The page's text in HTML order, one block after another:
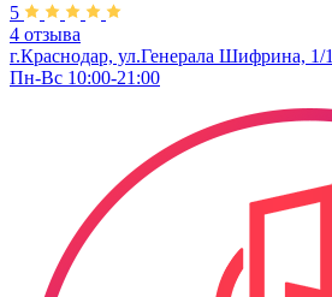
5
4 отзыва
г.Краснодар, ул.Генерала Шифрина, 1/1
Пн-Вс 10:00-21:00